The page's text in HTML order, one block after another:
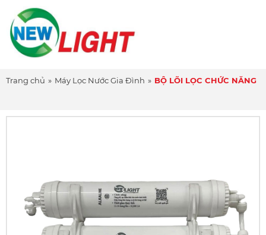
Trang chủ » Máy Lọc Nước Gia Đình » BỘ LÕI LỌC CHỨC NĂNG